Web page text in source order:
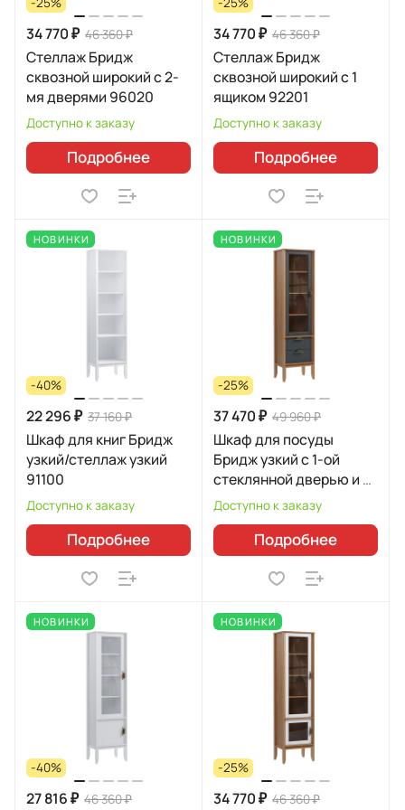
34 770 ₽ 46 360 ₽
Стеллаж Бридж
сквозной широкий с 2-
мя дверями 96020
Доступно к заказу
Подробнее
34 770 ₽ 46 360 ₽
Стеллаж Бридж
сквозной широкий с 1
ящиком 92201
Доступно к заказу
Подробнее
НОВИНКИ
-40%
22 296 ₽ 37 160 ₽
Шкаф для книг Бридж
узкий/стеллаж узкий
91100
Доступно к заказу
Подробнее
НОВИНКИ
-25%
37 470 ₽ 49 960 ₽
Шкаф для посуды
Бридж узкий с 1-ой
стеклянной дверью и 2-
мя ящиками 96102
Доступно к заказу
Подробнее
НОВИНКИ
-40%
27 816 ₽ 46 360 ₽
НОВИНКИ
-25%
34 770 ₽ 46 360 ₽